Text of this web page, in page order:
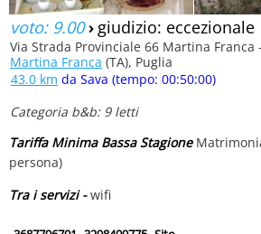
voto: 9.00› giudizio: eccezionale
Via Strada Provinciale 66 Martina Franca
Martina Franca (TA), Puglia
43.0 km da Sava (tempo: 00:50:00)
Categoria b&b: 9 letti
Tariffa Minima Bassa Stagione
persona)
Tra i servizi -wifi